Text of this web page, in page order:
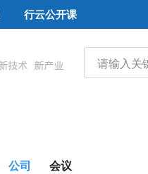
行云公开课
公司 会议